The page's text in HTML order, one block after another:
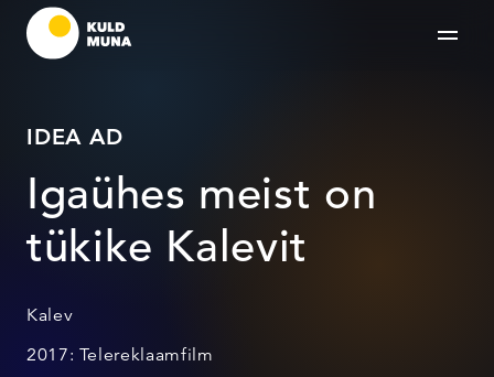
IDEA AD
Igaühes meist on
tükike Kalevit
Kalev
2017: Telereklaamfilm